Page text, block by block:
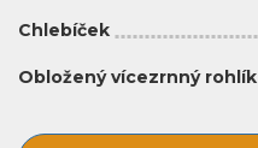
Chlebíček
Obložený vícezrnný rohlík